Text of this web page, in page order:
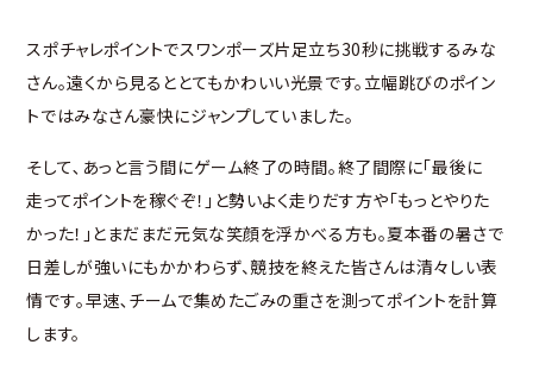
スポチャレポイントでスワンポーズ片足立ち30秒に挑戦するみな
さん。遠くから見るととてもかわいい光景です。立幅跳びのポイン
トではみなさん豪快にジャンプしていました。
そして､あっと言う間にゲーム終了の時間。終了間際に「最後に
走ってポイントを稼ぐぞ！」と勢いよく走りだす方や｢もっとやりた
かった！｣とまだまだ元気な笑顔を浮かべる方も。夏本番の暑さで
日差しが強いにもかかわらず、競技を終えた皆さんは清々しい表
情です｡早速､チームで集めたごみの重さを測ってポイントを計算
します。